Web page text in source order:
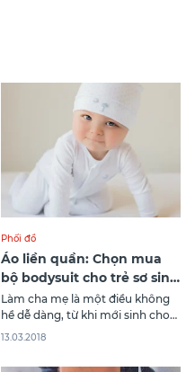
Phối đồ
Áo liền quần: Chọn mua
bộ bodysuit cho trẻ sơ sinh
theo từng giai đoạn
Làm cha mẹ là một điều không
hề dễ dàng, từ khi mới sinh cho
đến lúc trẻ học mẫu giáo, sự
của các “thiên thần nhỏ” cũng là
13.03.2018